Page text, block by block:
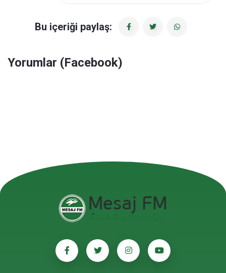
Bu içeriği paylaş:
Yorumlar (Facebook)